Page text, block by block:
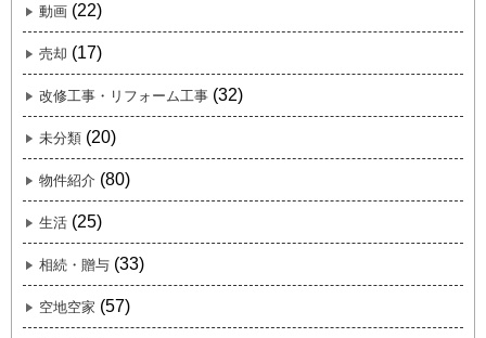
動画 (22)
売却 (17)
改修工事・リフォーム工事 (32)
未分類 (20)
物件紹介 (80)
生活 (25)
相続・贈与 (33)
空地空家 (57)